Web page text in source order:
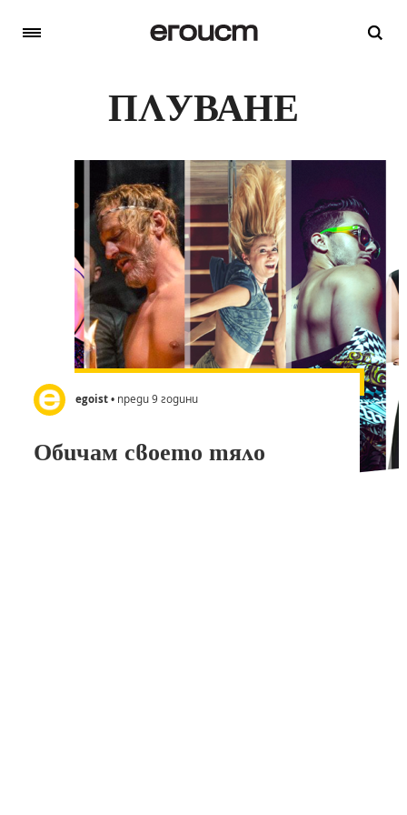
ПЛУВАНЕ
egoist• преди 9 години
Обичам своето тяло